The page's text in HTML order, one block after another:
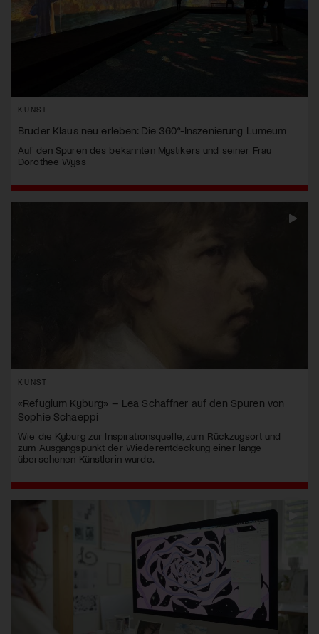
KUNST
Bruder Klaus neu erleben: Die 360°-Inszenierung Lumeum
Auf den Spuren des bekannten Mystikers und seiner Frau
Dorothee Wyss
KUNST
«Refugium Kyburg» – Lea Schaffner auf den Spuren von
Sophie Schaeppi
Wie die Kyburg zur Inspirationsquelle, zum Rückzugsort und
zum Ausgangspunkt der Wiederentdeckung einer lange
übersehenen Künstlerin wurde.